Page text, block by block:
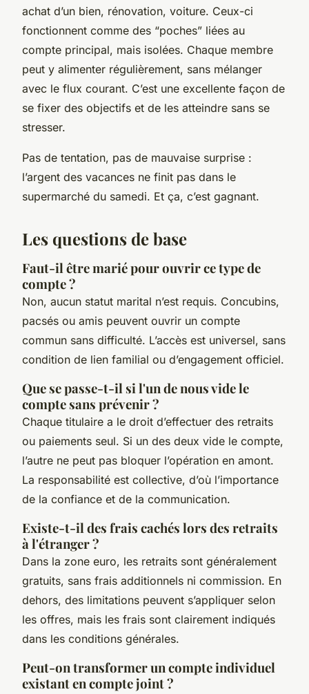
achat d’un bien, rénovation, voiture. Ceux-ci
fonctionnent comme des “poches” liées au
compte principal, mais isolées. Chaque membre
peut y alimenter régulièrement, sans mélanger
avec le flux courant. C’est une excellente façon de
se fixer des objectifs et de les atteindre sans se
stresser.
Pas de tentation, pas de mauvaise surprise :
l’argent des vacances ne finit pas dans le
supermarché du samedi. Et ça, c’est gagnant.
Les questions de base
Faut-il être marié pour ouvrir ce type de
compte ?
Non, aucun statut marital n’est requis. Concubins,
pacsés ou amis peuvent ouvrir un compte
commun sans difficulté. L’accès est universel, sans
condition de lien familial ou d’engagement officiel.
Que se passe-t-il si l'un de nous vide le
compte sans prévenir ?
Chaque titulaire a le droit d’effectuer des retraits
ou paiements seul. Si un des deux vide le compte,
l’autre ne peut pas bloquer l’opération en amont.
La responsabilité est collective, d’où l’importance
de la confiance et de la communication.
Existe-t-il des frais cachés lors des retraits
à l'étranger ?
Dans la zone euro, les retraits sont généralement
gratuits, sans frais additionnels ni commission. En
dehors, des limitations peuvent s’appliquer selon
les offres, mais les frais sont clairement indiqués
dans les conditions générales.
Peut-on transformer un compte individuel
existant en compte joint ?